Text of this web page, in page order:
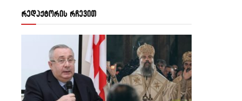
რედაქტორის რჩევით